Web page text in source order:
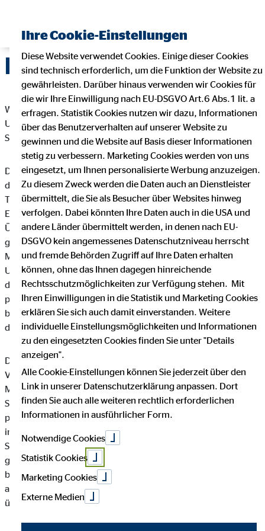
Datenschutz
Wir freuen uns sehr über Ihr Interesse an unserem
Unternehmen. Datenschutz hat einen besonders hohen
Stellenwert bei der OVB Vermögensberatung AG.
Die Verarbeitung personenbezogener Daten, beispielsweise
des Namens, der Anschrift, E-Mail-Adresse oder
Telefonnummer einer betroffenen Person, erfolgt stets im
Einklang mit der Datenschutz-Grundverordnung und in
Übereinstimmung mit den für die OVB Vermögensberatung AG
geltenden landesspezifischen Datenschutzbestimmungen.
Mittels dieser Datenschutzerklärung möchte unser
Unternehmen die Öffentlichkeit über Art, Umfang und Zweck
der von uns erhobenen, genutzten und verarbeiteten
personenbezogenen Daten informieren. Ferner werden
betroffene Personen mittels dieser Datenschutzerklärung über
die ihnen zustehenden Rechte aufgeklärt.
Die OVB Vermögensberatung AG hat als für die Verarbeitung
Verantwortlicher zahlreiche technische und organisatorische
Maßnahmen umgesetzt, um einen möglichst lückenlosen
Schutz der über diese Internetseite verarbeiteten
personenbezogenen Daten sicherzustellen. Dennoch können
internetbasierte Datenübertragungen grundsätzlich
Sicherheitslücken aufweisen, sodass ein absoluter Schutz nicht
gewährleistet werden kann. Aus diesem Grund steht es jeder
betroffenen Person frei, personenbezogene Daten auch auf
alternativen Wegen, beispielsweise telefonisch, an uns zu
übermitteln.
Ihre Cookie-Einstellungen
Diese Website verwendet Cookies. Einige dieser Cookies
sind technisch erforderlich, um die Funktion der Website zu
gewährleisten. Darüber hinaus verwenden wir Cookies für
die wir Ihre Einwilligung nach EU-DSGVO Art.6 Abs.1 lit. a
erfragen. Statistik Cookies nutzen wir dazu, Informationen
über das Benutzerverhalten auf unserer Website zu
gewinnen und die Website auf Basis dieser Informationen
stetig zu verbessern. Marketing Cookies werden von uns
eingesetzt, um Ihnen personalisierte Werbung anzuzeigen.
Zu diesem Zweck werden die Daten auch an Dienstleister
übermittelt, die Sie als Besucher über Websites hinweg
verfolgen. Dabei könnten Ihre Daten auch in die USA und
andere Länder übermittelt werden, in denen nach EU-
DSGVO kein angemessenes Datenschutzniveau herrscht
und fremde Behörden Zugriff auf Ihre Daten erhalten
können, ohne das Ihnen dagegen hinreichende
Rechtsschutzmöglichkeiten zur Verfügung stehen. Mit
Ihren Einwilligungen in die Statistik und Marketing Cookies
erklären Sie sich auch damit einverstanden. Weitere
individuelle Einstellungsmöglichkeiten und Informationen
zu den eingesetzten Cookies finden Sie unter "Details
anzeigen".
Alle Cookie-Einstellungen können Sie jederzeit über den
Link in unserer Datenschutzerklärung anpassen. Dort
finden Sie auch alle weiteren rechtlich erforderlichen
Informationen in ausführlicher Form.
Notwendige Cookies
Statistik Cookies
Marketing Cookies
Externe Medien